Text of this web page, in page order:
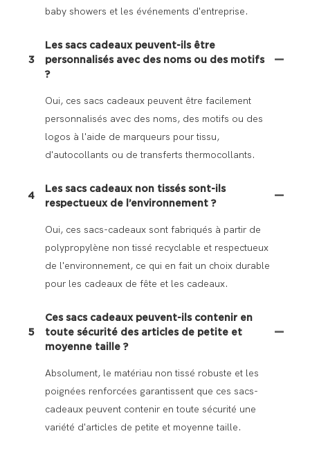
baby showers et les événements d'entreprise.
3
Les sacs cadeaux peuvent-ils être
personnalisés avec des noms ou des motifs
?
Oui, ces sacs cadeaux peuvent être facilement
personnalisés avec des noms, des motifs ou des
logos à l'aide de marqueurs pour tissu,
d'autocollants ou de transferts thermocollants.
4
Les sacs cadeaux non tissés sont-ils
respectueux de l’environnement ?
Oui, ces sacs-cadeaux sont fabriqués à partir de
polypropylène non tissé recyclable et respectueux
de l'environnement, ce qui en fait un choix durable
pour les cadeaux de fête et les cadeaux.
5
Ces sacs cadeaux peuvent-ils contenir en
toute sécurité des articles de petite et
moyenne taille ?
Absolument, le matériau non tissé robuste et les
poignées renforcées garantissent que ces sacs-
cadeaux peuvent contenir en toute sécurité une
variété d'articles de petite et moyenne taille.